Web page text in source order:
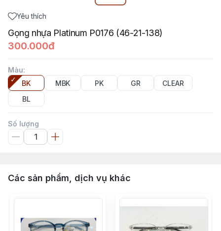
Yêu thích
Gọng nhựa Platinum P0176 (46-21-138)
300.000đ
Màu:
BK
MBK PK GR
CLEAR
BL
Số lượng
Các sản phẩm, dịch vụ khác